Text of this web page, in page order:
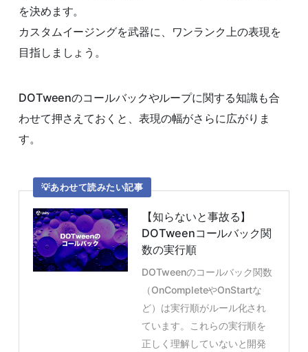
を決めます。
カスタムイージングを武器に、ワンランク上の表現を
目指しましょう。
DOTweenのコールバックやループに関する知識も合
わせて押さえておくと、表現の幅がさらに広がりま
す。
あわせて読みたい記事
【知らないと事故る】
DOTweenコールバック関
数の実行順
DOTweenのコールバック関数
（OnCompleteやOnStartな
ど）は実行順がルール化され
ています。これらの実行順を
正しく理解していないと開発